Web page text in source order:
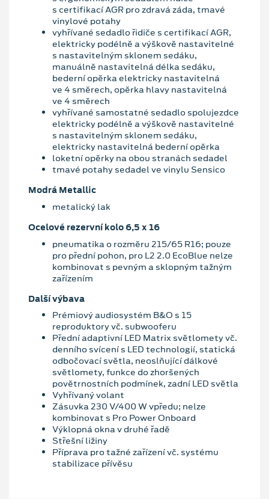
s certifikací AGR pro zdravá záda, tmavé
vinylové potahy
vyhřívané sedadlo řidiče s certifikací AGR,
elektricky podélně a výškově nastavitelné
s nastavitelným sklonem sedáku,
manuálně nastavitelná délka sedáku,
bederní opěrka elektricky nastavitelná
ve 4 směrech, opěrka hlavy nastavitelná
ve 4 směrech
vyhřívané samostatné sedadlo spolujezdce
elektricky podélně a výškově nastavitelné
s nastavitelným sklonem sedáku,
elektricky nastavitelná bederní opěrka
loketní opěrky na obou stranách sedadel
tmavé potahy sedadel ve vinylu Sensico
Modrá Metallic
metalický lak
Ocelové rezervní kolo 6,5 x 16
pneumatika o rozměru 215/65 R16; pouze
pro přední pohon, pro L2 2.0 EcoBlue nelze
kombinovat s pevným a sklopným tažným
zařízením
Další výbava
Prémiový audiosystém B&O s 15
reproduktory vč. subwooferu
Přední adaptivní LED Matrix světlomety vč.
denního svícení s LED technologií, statická
odbočovací světla, neoslňující dálkové
světlomety, funkce do zhoršených
povětrnostních podmínek, zadní LED světla
Vyhřívaný volant
Zásuvka 230 V/400 W vpředu; nelze
kombinovat s Pro Power Onboard
Výklopná okna v druhé řadě
Střešní ližiny
Příprava pro tažné zařízení vč. systému
stabilizace přívěsu